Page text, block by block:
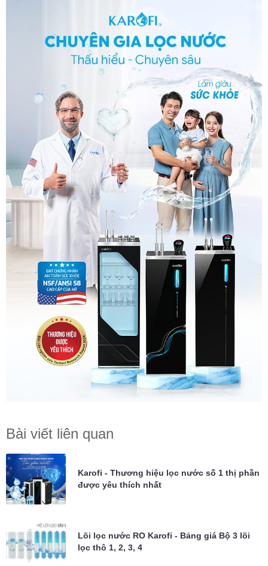
Bài viết liên quan
Karofi - Thương hiệu lọc nước số 1 thị phần
được yêu thích nhất
Lõi lọc nước RO Karofi - Bảng giá Bộ 3 lõi
lọc thô 1, 2, 3, 4